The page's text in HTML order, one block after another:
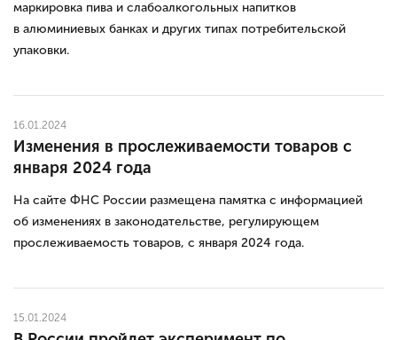
маркировка пива и слабоалкогольных напитков
в алюминиевых банках и других типах потребительской
упаковки.
16.01.2024
Изменения в прослеживаемости товаров с
января 2024 года
На сайте ФНС России размещена памятка с информацией
об изменениях в законодательстве, регулирующем
прослеживаемость товаров, с января 2024 года.
15.01.2024